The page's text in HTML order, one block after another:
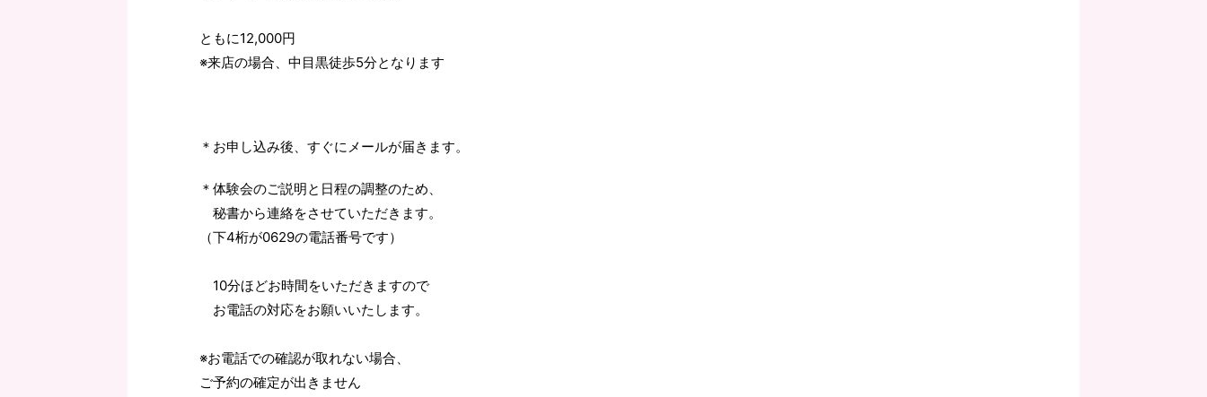
ともに12,000円
※来店の場合、中目黒徒歩5分となります
＊お申し込み後、すぐにメールが届きます。
＊体験会のご説明と日程の調整のため、
秘書から連絡をさせていただきます。
（下4桁が0629の電話番号です）
10分ほどお時間をいただきますので
お電話の対応をお願いいたします。
※お電話での確認が取れない場合、
ご予約の確定が出きません